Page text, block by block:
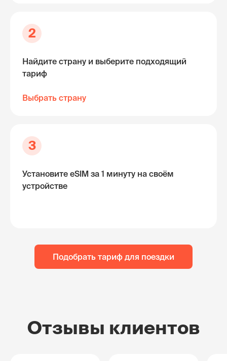
2
Найдите страну и выберите подходящий
тариф
Выбрать страну
3
Установите eSIM за 1 минуту на своём
устройстве
Подобрать тариф для поездки
Отзывы клиентов